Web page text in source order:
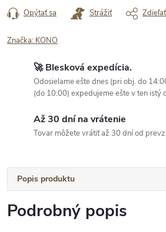
Opýtať sa Strážiť Zdieľať
Značka: KONO
🚀 Blesková expedícia.
Odosielame ešte dnes (pri obj. do
(do 10:00) expedujeme ešte v ten istý
Až 30 dní na vrátenie
Tovar môžete vrátiť až 30 dní od
Popis produktu
Podrobný popis